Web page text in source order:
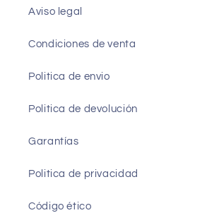
Aviso legal
Condiciones de venta
Politica de envio
Politica de devolución
Garantías
Politica de privacidad
Código ético